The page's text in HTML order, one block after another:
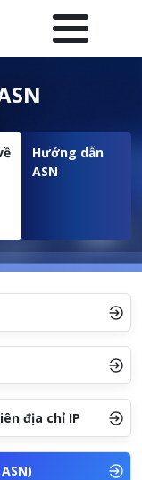
Hướng dẫn
ASN
địa chỉ IP